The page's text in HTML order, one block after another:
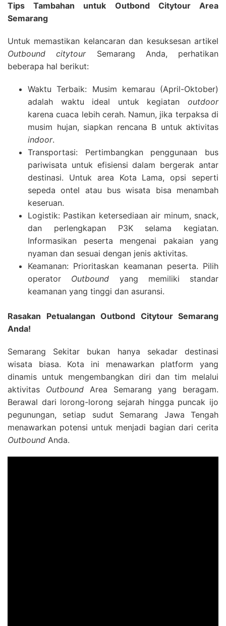
Tips Tambahan untuk Outbond Citytour Area
Semarang
Untuk memastikan kelancaran dan kesuksesan artikel
Outbound citytourSemarang Anda, perhatikan
beberapa hal berikut:
Waktu Terbaik: Musim kemarau (April-Oktober)
adalah waktu ideal untuk kegiatan outdoor
karena cuaca lebih cerah. Namun, jika terpaksa di
musim hujan, siapkan rencana B untuk aktivitas
indoor.
Transportasi: Pertimbangkan penggunaan bus
pariwisata untuk efisiensi dalam bergerak antar
destinasi. Untuk area Kota Lama, opsi seperti
sepeda ontel atau bus wisata bisa menambah
keseruan.
Logistik: Pastikan ketersediaan air minum, snack,
dan perlengkapan P3K selama kegiatan.
Informasikan peserta mengenai pakaian yang
nyaman dan sesuai dengan jenis aktivitas.
Keamanan: Prioritaskan keamanan peserta. Pilih
operator Outbound yang memiliki standar
keamanan yang tinggi dan asuransi.
Rasakan Petualangan Outbond Citytour Semarang
Anda!
Semarang Sekitar bukan hanya sekadar destinasi
wisata biasa. Kota ini menawarkan platform yang
dinamis untuk mengembangkan diri dan tim melalui
aktivitas Outbound Area Semarang yang beragam.
Berawal dari lorong-lorong sejarah hingga puncak ijo
pegunungan, setiap sudut Semarang Jawa Tengah
menawarkan potensi untuk menjadi bagian dari cerita
Outbound Anda.